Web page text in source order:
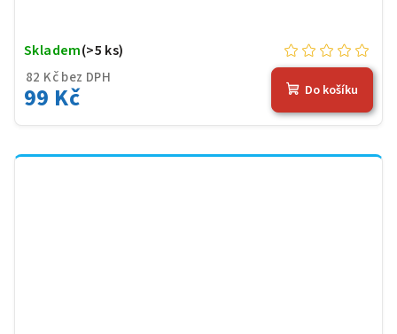
82 Kč bez DPH
99 Kč
Skladem(>5 ks)
Do košíku